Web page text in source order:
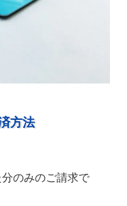
方法
のみのご請求で